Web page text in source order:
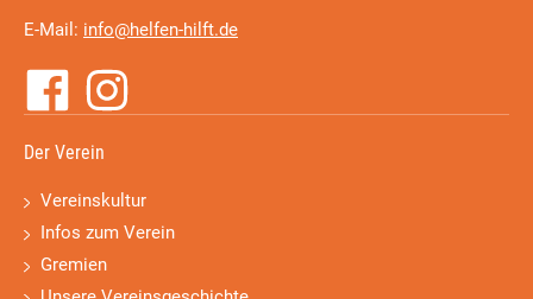
E-Mail: info@helfen-hilft.de
Der Verein
Vereinskultur
Infos zum Verein
Gremien